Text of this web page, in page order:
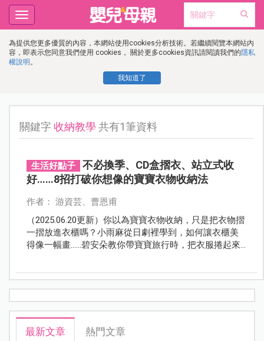
為提供您更多優質的內容，本網站使用cookies分析技術。若繼續閱覽本網站內
容，即表示您同意我們使用 cookies， 關於更多cookies資訊請閱讀我們的隱私
權說明 。
我知道了
Toggle
navigation
關鍵字收納教學 共有1筆資料
生活好點子
不必換季、CD盒摺衣、站立式收
好……8招打破你想像的寶寶衣物收納法
作者： 游資芸、曹恩甫
（2025.06.20更新）你以為寶寶衣物收納，只是把衣物摺
一摺放進衣櫃嗎？小雨麻從日劇裡學到，如何讓衣櫃美
得像一幅畫……碧安朵教你帶寶寶旅行時，把衣服捲起來
最新文章 熱門文章